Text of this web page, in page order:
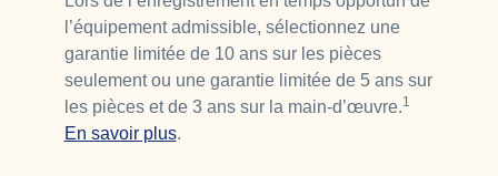
l’équipement admissible, sélectionnez une
garantie limitée de 10 ans sur les pièces
seulement ou une garantie limitée de 5 ans sur
les pièces et de 3 ans sur la main-d’œuvre.1
En savoir plus.